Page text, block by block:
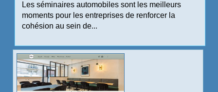
Les séminaires automobiles sont les meilleurs
moments pour les entreprises de renforcer la
cohésion au sein de...